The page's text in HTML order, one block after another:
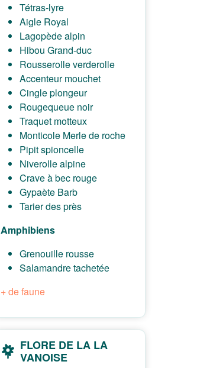
Tétras-lyre
Aigle Royal
Lagopède alpin
Hibou Grand-duc
Rousserolle verderolle
Accenteur mouchet
Cingle plongeur
Rougequeue noir
Traquet motteux
Monticole Merle de roche
Pipit spioncelle
Niverolle alpine
Crave à bec rouge
Gypaète Barb
Tarier des près
Amphibiens
Grenouille rousse
Salamandre tachetée
+ de faune
FLORE DE LA LA
VANOISE